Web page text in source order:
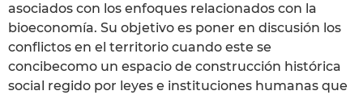
asociados con los enfoques relacionados con la
bioeconomía. Su objetivo es poner en discusión los
conflictos en el territorio cuando este se
concibecomo un espacio de construcción histórica
social regido por leyes e instituciones humanas que